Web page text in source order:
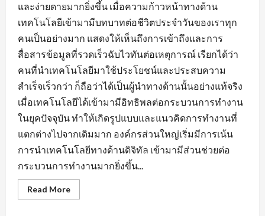
และง่ายดายมากยิ่งขึ้น เมื่อความก้าวหน้าทางด้าน
เทคโนโลยีเข้ามามีบทบาทต่อชีวิตประจำวันของเราทุก
คนเป็นอย่างมาก แสดงให้เห็นถึงการเข้าถึงและการ
สื่อสารข้อมูลที่รวดเร็วฉับไวทันต่อเหตุการณ์ เรียกได้ว่า
คนที่นำเทคโนโลยีมาใช้ประโยชน์และประสบความ
สำเร็จเร็วกว่า ก็ถือว่าได้เป็นผู้นำทางด้านนั้นอย่างแท้จริง
เมื่อเทคโนโลยีได้เข้ามามีอิทธิพลต่อกระบวนการทำงาน
ในยุคปัจจุบัน ทำให้เกิดรูปแบบและแนวคิดการทำงานที่
แตกต่างไปจากเดิมมาก องค์กรส่วนใหญ่เริ่มมีการเน้น
การนำเทคโนโลยีทางด้านดิจิทัล เข้ามามีส่วนช่วยต่อ
กระบวนการทำงานมากยิ่งขึ้น...
Read MoreRead
more